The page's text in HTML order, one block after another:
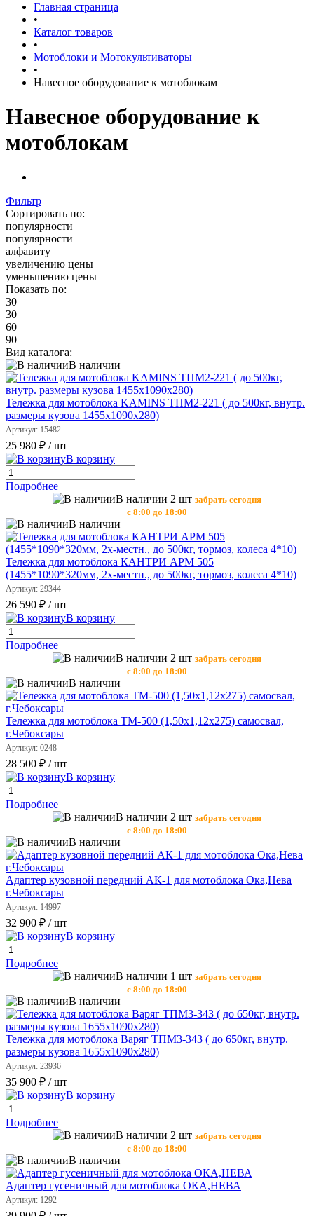
Главная страница
•
Каталог товаров
•
Мотоблоки и Мотокультиваторы
•
Навесное оборудование к мотоблокам
Навесное оборудование к
мотоблокам
Фильтр
Сортировать по:
популярности
популярности
алфавиту
увеличению цены
уменьшению цены
Показать по:
30
30
60
90
Вид каталога:
В наличии
Тележка для мотоблока KAMINS ТПМ2-221 ( до 500кг, внутр.
размеры кузова 1455х1090х280)
Артикул: 15482
25 980 ₽ / шт
В корзину
Подробнее
В наличии 2 шт забрать сегодня
с 8:00 до 18:00
В наличии
Тележка для мотоблока КАНТРИ АРМ 505
(1455*1090*320мм, 2х-местн., до 500кг, тормоз, колеса 4*10)
Артикул: 29344
26 590 ₽ / шт
В корзину
Подробнее
В наличии 2 шт забрать сегодня
с 8:00 до 18:00
В наличии
Тележка для мотоблока ТМ-500 (1,50х1,12х275) самосвал,
г.Чебоксары
Артикул: 0248
28 500 ₽ / шт
В корзину
Подробнее
В наличии 2 шт забрать сегодня
с 8:00 до 18:00
В наличии
Адаптер кузовной передний АК-1 для мотоблока Ока,Нева
г.Чебоксары
Артикул: 14997
32 900 ₽ / шт
В корзину
Подробнее
В наличии 1 шт забрать сегодня
с 8:00 до 18:00
В наличии
Тележка для мотоблока Варяг ТПМ3-343 ( до 650кг, внутр.
размеры кузова 1655х1090х280)
Артикул: 23936
35 900 ₽ / шт
В корзину
Подробнее
В наличии 2 шт забрать сегодня
с 8:00 до 18:00
В наличии
Адаптер гусеничный для мотоблока ОКА,НЕВА
Артикул: 1292